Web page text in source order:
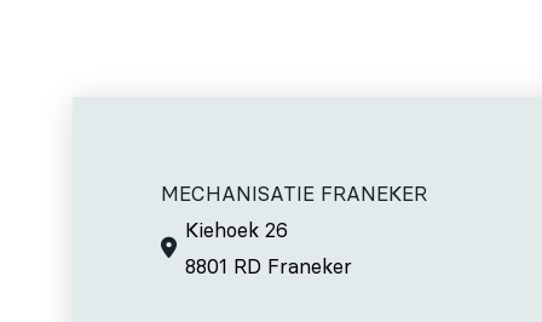
MECHANISATIE FRANEKER
Kiehoek 26
8801 RD Franeker